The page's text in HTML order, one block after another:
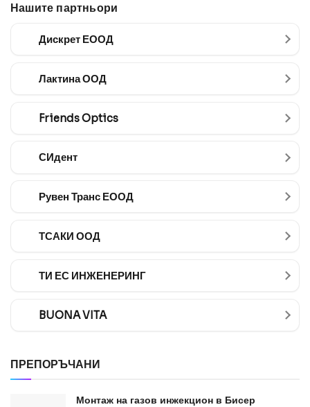
Нашите партньори
Дискрет ЕООД
Лактина ООД
Friends Optics
СИдент
Рувен Транс ЕООД
ТСАКИ ООД
ТИ ЕС ИНЖЕНЕРИНГ
BUONA VITA
ПРЕПОРЪЧАНИ
Монтаж на газов инжекцион в Бисер